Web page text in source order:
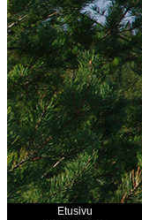
Etusivu